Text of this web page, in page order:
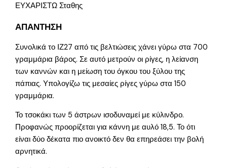
ΕΥΧΑΡΙΣΤΩ Σταθης
ΑΠΑΝΤΗΣΗ
Συνολικά το ΙΖ27 από τις βελτιώσεις χάνει γύρω στα 700
γραμμάρια βάρος. Σε αυτό μετρούν οι ρίγες, η λείανση
των καννών και η μείωση του όγκου του ξύλου της
πάπιας. Υπολογίζω τις μεσαίες ρίγες γύρω στα 150
γραμμάρια.
Το τσοκάκι των 5 άστρων ισοδυναμεί με κύλινδρο.
Προφανώς προορίζεται για κάννη με αυλό 18,5. Το ότι
είναι δύο δέκατα πιο ανοικτό δεν θα επηρεάσει την βολή
αρνητικά.